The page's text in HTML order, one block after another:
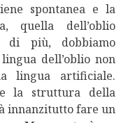
spontanea e la
quella dell’oblio
di più, dobbiamo
dell’oblio non
lingua artificiale.
la struttura della
innanzitutto fare un